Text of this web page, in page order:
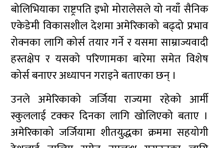
बोलिभियाका राष्ट्रपति इभो मोरालेसले यो नयाँ सैनिक
एकेडेमी विकासशील देशमा अमेरिकाको बढ्दो प्रभाव
रोक्नका लागि कोर्स तयार गर्ने र यसमा साम्राज्यवादी
हस्तक्षेप र यसको परिणामका बारेमा समेत विशेष
कोर्स बनाएर अध्यापन गराइने बताएका छन् ।
उनले अमेरिकाको जर्जिया राज्यमा रहेको आर्मी
स्कुललाई टक्कर दिनका लागि खोलिएको बताए ।
अमेरिकाको जर्जियामा शीतयुद्धका क्रममा सहयोगी